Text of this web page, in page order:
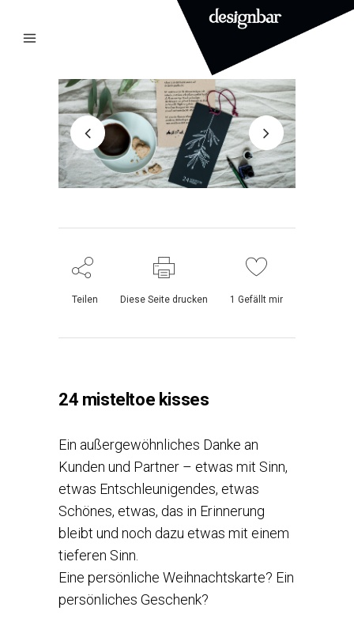
Teilen Diese Seite drucken 1 Gefällt mir
24 misteltoe kisses
Ein außergewöhnliches Danke an
Kunden und Partner – etwas mit Sinn,
etwas Entschleunigendes, etwas
Schönes, etwas, das in Erinnerung
bleibt und noch dazu etwas mit einem
tieferen Sinn.
Eine persönliche Weihnachtskarte? Ein
persönliches Geschenk?